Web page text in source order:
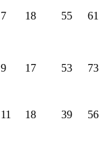
7 18 55 61
9 17 53 73
11 18 39 56